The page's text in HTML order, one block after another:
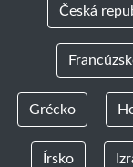
Česká
Grécko
Írsko